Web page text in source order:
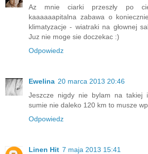
Az mnie ciarki przeszły po
kaaaaaapitalna zabawa o
klimatyzacje - wiatraki na głownej
Juz nie moge sie doczekac :)
Odpowiedz
Ewelina 20 marca 2013 20:46
Jeszcze nigdy nie bylam na takiej
sumie nie daleko 120 km to musze
Odpowiedz
Linen Hit 7 maja 2013 15:41